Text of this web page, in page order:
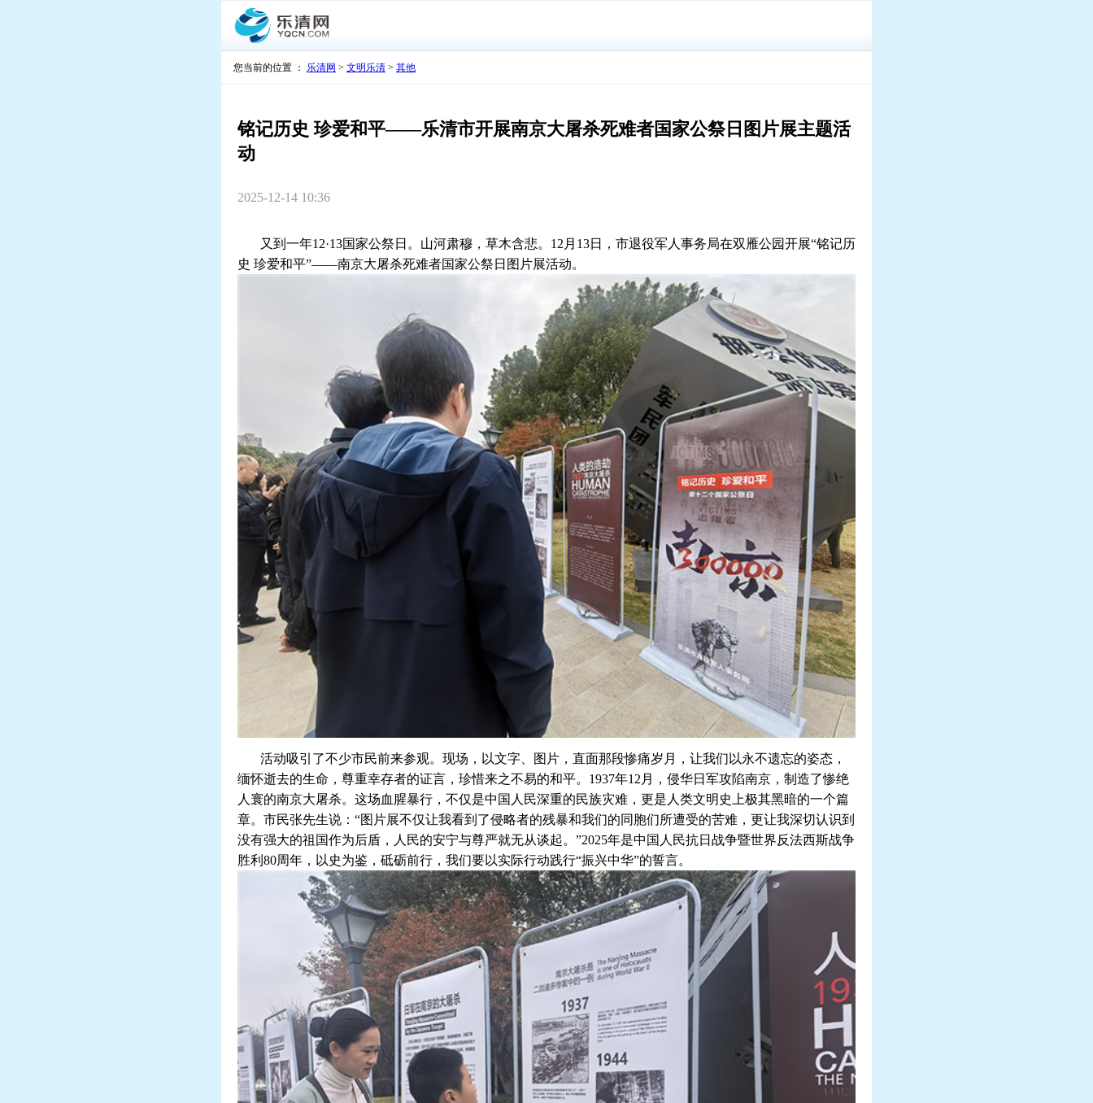
您当前的位置 ： 乐清网 > 文明乐清 > 其他
铭记历史 珍爱和平——乐清市开展南京大屠杀死难者国家公祭日图片展主题活
动
2025-12-14 10:36
又到一年12·13国家公祭日。山河肃穆，草木含悲。 12 月 13日，市退役军人事务局在双雁公园开展“铭记历
史 珍爱和平”——南京大屠杀死难者国家公祭日图片展活动。
活动吸引了不少市民前来参观。现场，以文字、图片，直面那段惨痛岁月，让我们以永不遗忘的姿态，
缅怀逝去的生命，尊重幸存者的证言，珍惜来之不易的和平。 1937年12 月，侵华日军攻陷南京，制造了惨绝
人寰的南京大屠杀。这场血腥暴行，不仅是中国人民深重的民族灾难，更是人类文明史上极其黑暗的一个篇
章。市民张先生说：“图片展不仅让我看到了侵略者的残暴和我们的同胞们所遭受的苦难，更让我深切认识到
没有强大的祖国作为后盾，人民的安宁与尊严就无从谈起。”2025年是中国人民抗日战争暨世界反法西斯战争
胜利 80周年，以史为鉴，砥砺前行，我们要以实际行动践行“振兴中华”的誓言。